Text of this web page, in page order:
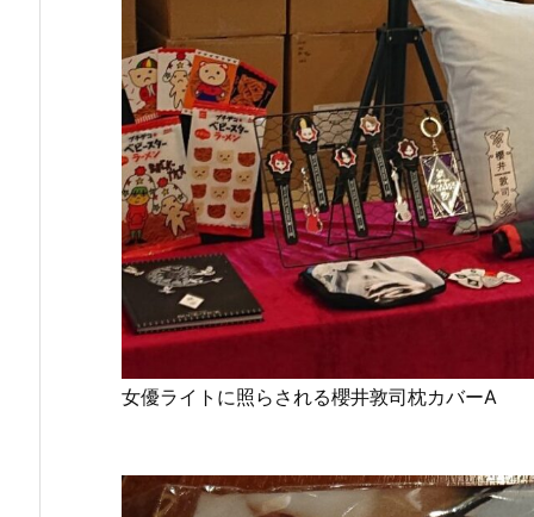
女優ライトに照らされる櫻井敦司枕カバーA